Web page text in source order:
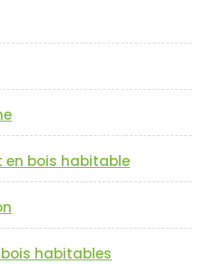
bois habitable
habitables